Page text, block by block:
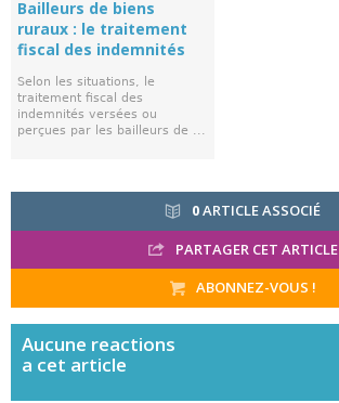
Bailleurs de biens
ruraux : le traitement
fiscal des indemnités
Selon les situations, le
traitement fiscal des
indemnités versées ou
perçues par les bailleurs de ...
0ARTICLE ASSOCIÉ
PARTAGER CET ARTICLE
ABONNEZ-VOUS !
Aucune reactions
a cet article